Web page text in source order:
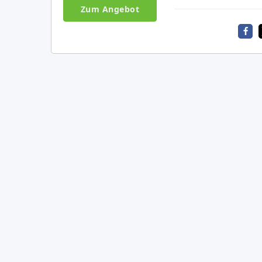
Zum Angebot